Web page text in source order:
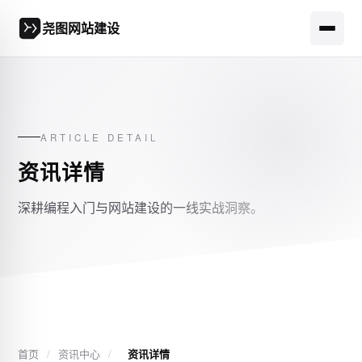
尧图网站建设
ARTICLE DETAIL
资讯详情
深耕编程入门与网站建设的一线实战洞察。
首页 / 资讯中心 / 资讯详情